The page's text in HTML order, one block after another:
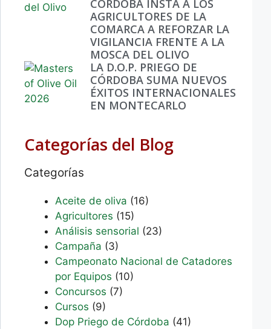
CÓRDOBA INSTA A LOS
AGRICULTORES DE LA
COMARCA A REFORZAR LA
VIGILANCIA FRENTE A LA
MOSCA DEL OLIVO
LA D.O.P. PRIEGO DE
CÓRDOBA SUMA NUEVOS
ÉXITOS INTERNACIONALES
EN MONTECARLO
Categorías del Blog
Categorías
Aceite de oliva (16)
Agricultores (15)
Análisis sensorial (23)
Campaña (3)
Campeonato Nacional de Catadores
por Equipos (10)
Concursos (7)
Cursos (9)
Dop Priego de Córdoba (41)